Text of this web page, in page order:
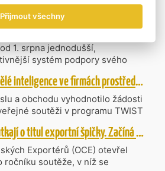
Vzniká CzechBusiness. Nová státní agentura zjednoduší podporu českých firem
1. srpna jednodušší,
systém podpory svého
propojuje dosavadní
CzechTrade a CzechInvest.
partnera pro rozvoj od
expanzi.
MPO posílí využití umělé inteligence ve firmách prostřednictvím 40 projektů z programu TWIST
a obchodu vyhodnotilo žádosti
soutěži v programu TWIST
a Inovace pro Strategické
bylo podáno 318 návrhů
dotaci o celkovém objemu 4,27
mil. Kč bude podpořeno čtyřicet
České firmy se opět utkají o titul exportní špičky. Začíná další ročník Ocenění Českých Exportérů
Exportérů (OCE) otevřel
ročníku soutěže, v níž se
Přijmout všechny